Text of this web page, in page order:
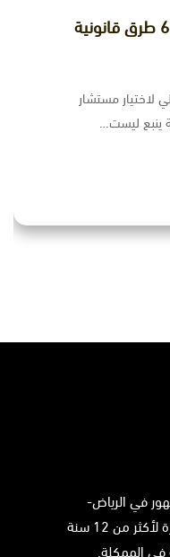
خدمات قانونية شاملة ينبع | 6 طرق قانونية
لاختيار مستشار
ينبع ليست…
في الرياض-
جدة- الدمام, المحامي احمد الغامدي خبرة لأكثر من 12 سنة
في الممكلة.